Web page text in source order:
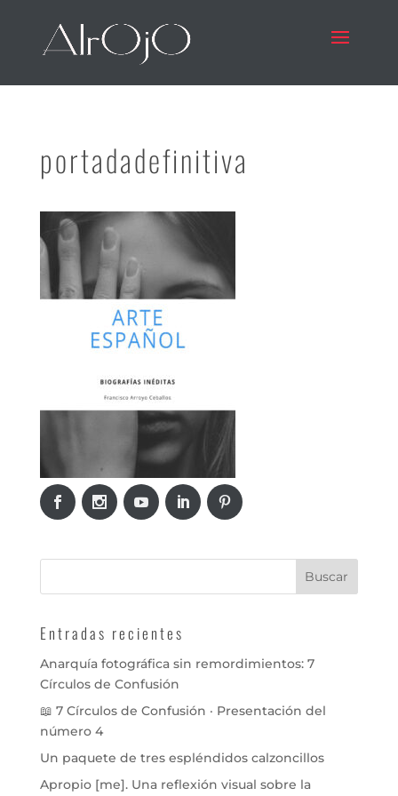
portadadefinitiva
Entradas recientes
Anarquía fotográfica sin remordimientos: 7
Círculos de Confusión
📖 7 Círculos de Confusión · Presentación del
número 4
Un paquete de tres espléndidos calzoncillos
Apropio [me]. Una reflexión visual sobre la